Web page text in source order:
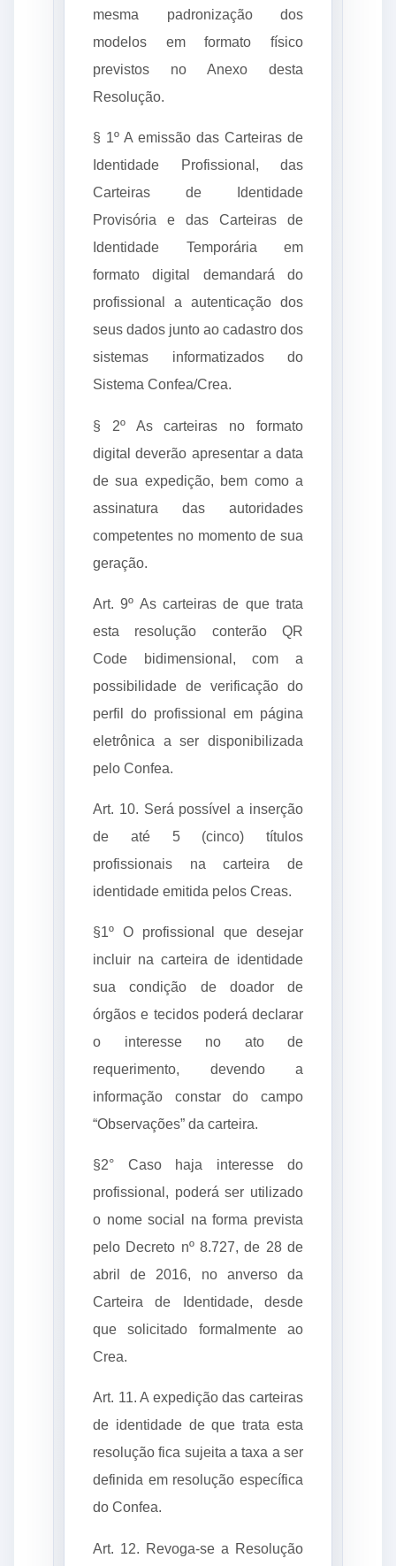
mesma padronização dos
modelos em formato físico
previstos no Anexo desta
Resolução.
§ 1º A emissão das Carteiras de
Identidade Profissional, das
Carteiras de Identidade
Provisória e das Carteiras de
Identidade Temporária em
formato digital demandará do
profissional a autenticação dos
seus dados junto ao cadastro dos
sistemas informatizados do
Sistema Confea/Crea.
§ 2º As carteiras no formato
digital deverão apresentar a data
de sua expedição, bem como a
assinatura das autoridades
competentes no momento de sua
geração.
Art. 9º As carteiras de que trata
esta resolução conterão QR
Code bidimensional, com a
possibilidade de verificação do
perfil do profissional em página
eletrônica a ser disponibilizada
pelo Confea.
Art. 10. Será possível a inserção
de até 5 (cinco) títulos
profissionais na carteira de
identidade emitida pelos Creas.
§1º O profissional que desejar
incluir na carteira de identidade
sua condição de doador de
órgãos e tecidos poderá declarar
o interesse no ato de
requerimento, devendo a
informação constar do campo
“Observações” da carteira.
§2° Caso haja interesse do
profissional, poderá ser utilizado
o nome social na forma prevista
pelo Decreto nº 8.727, de 28 de
abril de 2016, no anverso da
Carteira de Identidade, desde
que solicitado formalmente ao
Crea.
Art. 11. A expedição das carteiras
de identidade de que trata esta
resolução fica sujeita a taxa a ser
definida em resolução específica
do Confea.
Art. 12. Revoga-se a Resolução